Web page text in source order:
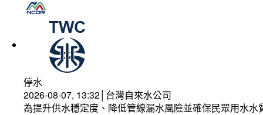
停水
2026-08-07, 13:32│台灣自來水公司
為提升供水穩定度、降低管線漏水風險並確保民眾用水